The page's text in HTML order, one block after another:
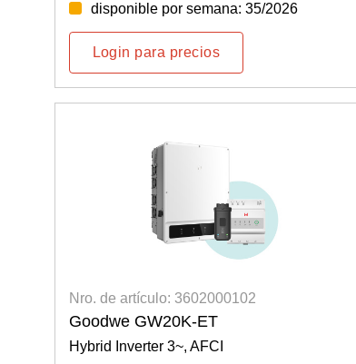
disponible por semana: 35/2026
Login para precios
Nro. de artículo: 3602000102
Goodwe GW20K-ET
Hybrid Inverter 3~, AFCI